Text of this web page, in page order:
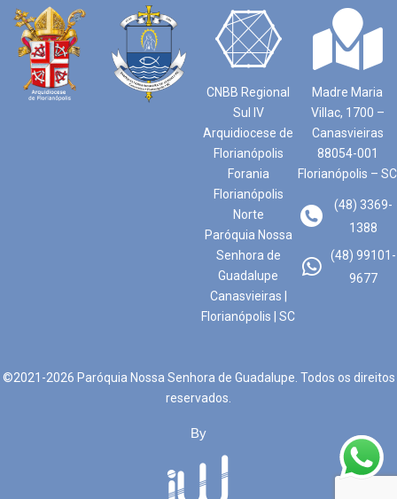
CNBB Regional
Sul IV
Arquidiocese de
Florianópolis
Forania
Florianópolis
Norte
Paróquia Nossa
Senhora de
Guadalupe
Canasvieiras |
Florianópolis | SC
Madre Maria
Villac, 1700 –
Canasvieiras
88054-001
Florianópolis – SC
(48) 3369-
1388
(48) 99101-
9677
©2021-2026 Paróquia Nossa Senhora de Guadalupe. Todos os direitos
reservados.
By